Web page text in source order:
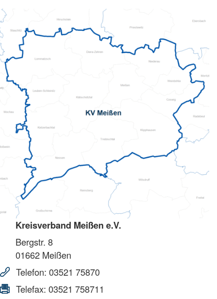
Kreisverband Meißen e.V.
Bergstr. 8
01662 Meißen
Telefon: 03521 75870
Telefax: 03521 758711